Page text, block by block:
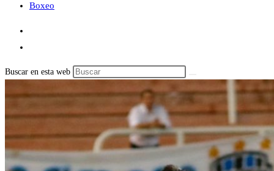
Boxeo
Buscar en esta web